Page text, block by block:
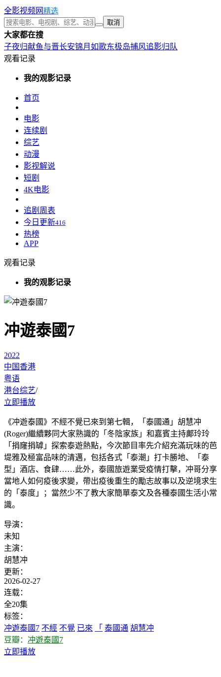
全影视频网精选
取消
大家都在搜
子夜归献鱼与晋长安锦月如歌东极岛捕风追影归队
观看记录
我的观影记录
首页
电影
连续剧
综艺
动漫
影视解说
短剧
4K电影
追剧周表
今日更新416
热榜
APP
观看记录
我的观影记录
冲遊泰國7
2022
中国香港
粤语
港台综艺/
立即播放
《冲遊泰國》不經不覺已來到第七輯，「泰國通」胡慧冲
(Roger)繼續夥同大家熟識的「冬陰家族」和嘉賓主持鄺玲玲
「捐窿捐罅」探索泰遊熱點，今次節目率先介紹充滿玩味的芭
堤雅及極富品味的清邁，包括各式「泰潮」打卡勝地、「泰
型」酒店、食肆……此外，泰國旅遊業受疫情打擊，冲哥分享
當地人如何疫後求變，帶出疫後重生的勵志故事以及逆境求生
的「泰度」；當然少不了教大家簡單泰文及各種泰國生活小常
識。
导演：
未知
主演：
胡慧冲
更新：
2026-02-27
连载：
全20集
标签：
冲遊泰國7 不經 不覺 已來 「 泰國通 胡慧冲
豆瓣： 冲遊泰國7
立即播放